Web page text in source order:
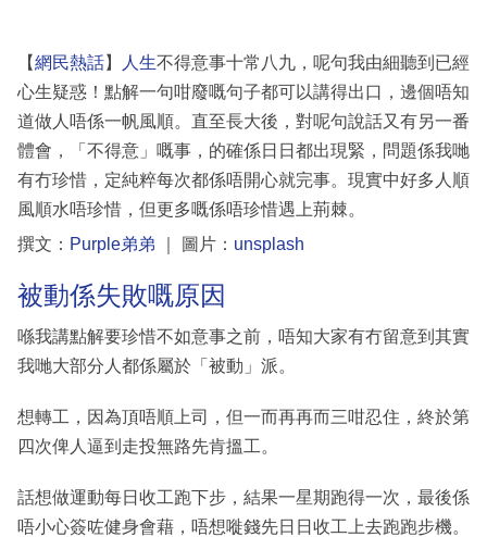
區
【網民熱話】 人生不得意事十常八九，呢句我由細聽到已經
心生疑惑！點解一句咁廢嘅句子都可以講得出口，邊個唔知
道做人唔係一帆風順。直至長大後，對呢句說話又有另一番
體會，「不得意」嘅事，的確係日日都出現緊，問題係我哋
有冇珍惜，定純粹每次都係唔開心就完事。現實中好多人順
風順水唔珍惜，但更多嘅係唔珍惜遇上荊棘。
撰文： Purple弟弟 ｜ 圖片： unsplash
被動係失敗嘅原因
喺我講點解要珍惜不如意事之前，唔知大家有冇留意到其實
我哋大部分人都係屬於「被動」派。
想轉工，因為頂唔順上司，但一而再再而三咁忍住，終於第
四次俾人逼到走投無路先肯搵工。
話想做運動每日收工跑下步，結果一星期跑得一次，最後係
唔小心簽咗健身會藉，唔想嘥錢先日日收工上去跑跑步機。